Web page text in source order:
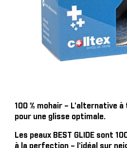
100 % mohair – L'alternative
pour une glisse optimale.
Les peaux BEST GLIDE sont
à la perfection – l'idéal sur